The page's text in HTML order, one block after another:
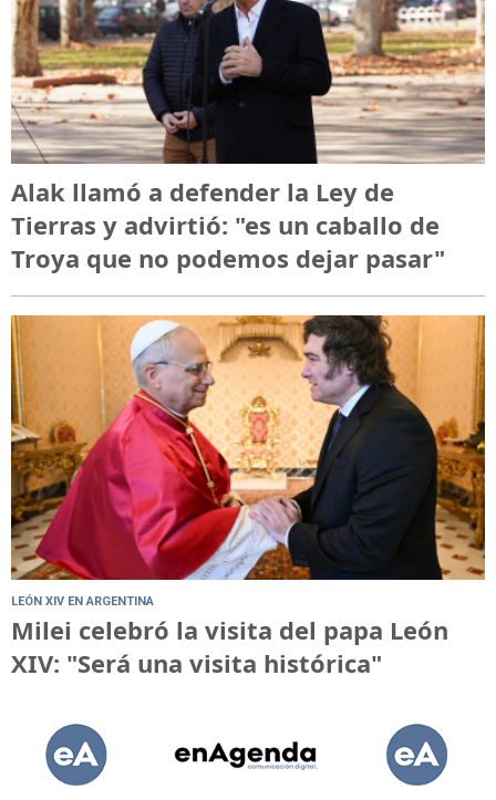
Alak llamó a defender la Ley de
Tierras y advirtió: "es un caballo de
Troya que no podemos dejar pasar"
LEÓN XIV EN ARGENTINA
Milei celebró la visita del papa León
XIV: "Será una visita histórica"